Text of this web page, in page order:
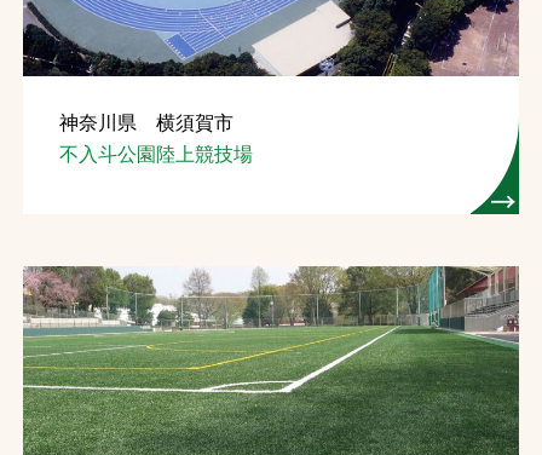
文字の見えづらさや操作にお困りの方へ
神奈川県 横須賀市
不入斗公園陸上競技場